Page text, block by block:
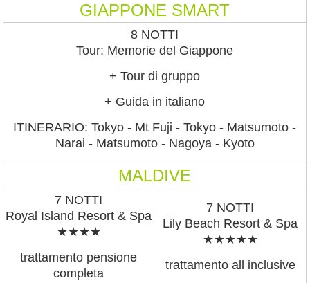
GIAPPONE SMART
8 NOTTI
Tour: Memorie del Giappone
+ Tour di gruppo
+ Guida in italiano
ITINERARIO: Tokyo - Mt Fuji - Tokyo - Matsumoto -
Narai - Matsumoto - Nagoya - Kyoto
MALDIVE
7 NOTTI
Royal Island Resort & Spa
★★★★
trattamento pensione
completa
7 NOTTI
Lily Beach Resort & Spa
★★★★★
trattamento all inclusive